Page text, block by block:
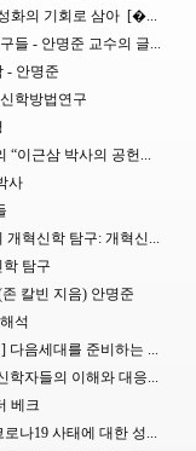
화의 기회로 삼아 [�...
들 - 안명준 교수의 글...
- 안명준
학방법연구
“이근삼 박사의 공헌...
사
개혁신학 탐구: 개혁신...
탐구
칼빈 지음) 안명준
석
다음세대를 준비하는 ...
학자들의 이해와 대응...
베크
나19 사태에 대한 성...